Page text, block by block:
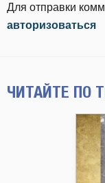
Для отправки
авторизоваться
ЧИТАЙТЕ ПО